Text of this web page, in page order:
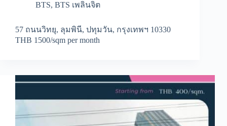
BTS, BTS เพลินจิต
57 ถนนวิทยุ, ลุมพินี, ปทุมวัน, กรุงเทพฯ 10330
THB 1500/sqm per month